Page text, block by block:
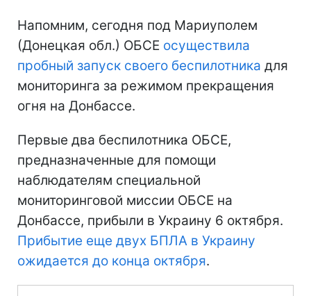
Напомним, сегодня под Мариуполем
(Донецкая обл.) ОБСЕ осуществила
пробный запуск своего беспилотника для
мониторинга за режимом прекращения
огня на Донбассе.
Первые два беспилотника ОБСЕ,
предназначенные для помощи
наблюдателям специальной
мониторинговой миссии ОБСЕ на
Донбассе, прибыли в Украину 6 октября.
Прибытие еще двух БПЛА в Украину
ожидается до конца октября.